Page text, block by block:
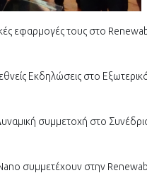
εφαρμογές τους στο
Εκδηλώσεις στο
συμμετοχή στο
συμμετέχουν στην